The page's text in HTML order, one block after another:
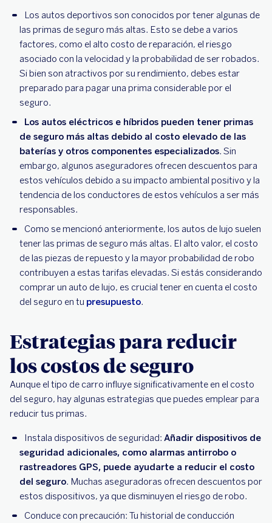
Los autos deportivos son conocidos por tener algunas de
las primas de seguro más altas. Esto se debe a varios
factores, como el alto costo de reparación, el riesgo
asociado con la velocidad y la probabilidad de ser robados.
Si bien son atractivos por su rendimiento, debes estar
preparado para pagar una prima considerable por el
seguro.
Los autos eléctricos e híbridos pueden tener primas
de seguro más altas debido al costo elevado de las
baterías y otros componentes especializados. Sin
embargo, algunos aseguradores ofrecen descuentos para
estos vehículos debido a su impacto ambiental positivo y la
tendencia de los conductores de estos vehículos a ser más
responsables.
Como se mencionó anteriormente, los autos de lujo suelen
tener las primas de seguro más altas. El alto valor, el costo
de las piezas de repuesto y la mayor probabilidad de robo
contribuyen a estas tarifas elevadas. Si estás considerando
comprar un auto de lujo, es crucial tener en cuenta el costo
del seguro en tu presupuesto.
Estrategias para reducir
los costos de seguro
Aunque el tipo de carro influye significativamente en el costo
del seguro, hay algunas estrategias que puedes emplear para
reducir tus primas.
Instala dispositivos de seguridad: Añadir dispositivos de
seguridad adicionales, como alarmas antirrobo o
rastreadores GPS, puede ayudarte a reducir el costo
del seguro. Muchas aseguradoras ofrecen descuentos por
estos dispositivos, ya que disminuyen el riesgo de robo.
Conduce con precaución: Tu historial de conducción